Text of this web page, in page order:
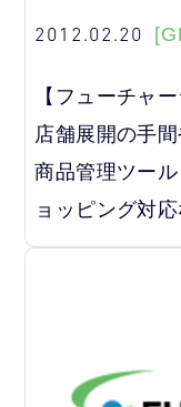
2012.02.20
【フューチャ
店舗展開の手
商品管理ツー
ョッピング対